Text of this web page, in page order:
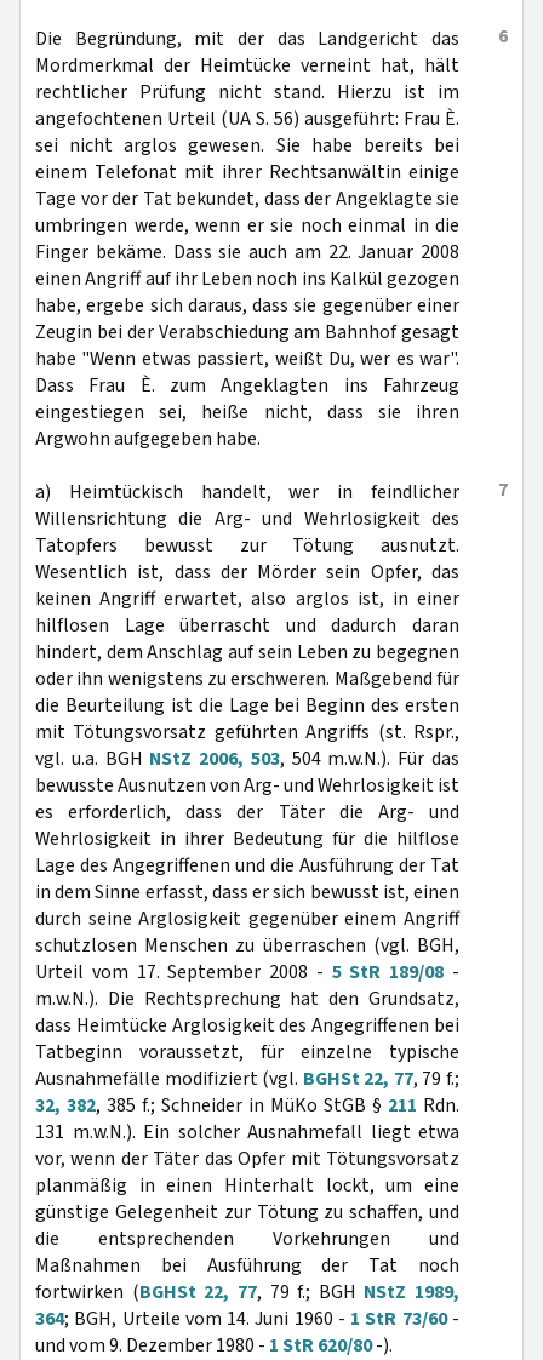
6
Die Begründung, mit der das Landgericht das
Mordmerkmal der Heimtücke verneint hat, hält
rechtlicher Prüfung nicht stand. Hierzu ist im
angefochtenen Urteil (UA S. 56) ausgeführt: Frau È.
sei nicht arglos gewesen. Sie habe bereits bei
einem Telefonat mit ihrer Rechtsanwältin einige
Tage vor der Tat bekundet, dass der Angeklagte sie
umbringen werde, wenn er sie noch einmal in die
Finger bekäme. Dass sie auch am 22. Januar 2008
einen Angriff auf ihr Leben noch ins Kalkül gezogen
habe, ergebe sich daraus, dass sie gegenüber einer
Zeugin bei der Verabschiedung am Bahnhof gesagt
habe "Wenn etwas passiert, weißt Du, wer es war".
Dass Frau È. zum Angeklagten ins Fahrzeug
eingestiegen sei, heiße nicht, dass sie ihren
Argwohn aufgegeben habe.
7
a) Heimtückisch handelt, wer in feindlicher
Willensrichtung die Arg- und Wehrlosigkeit des
Tatopfers bewusst zur Tötung ausnutzt.
Wesentlich ist, dass der Mörder sein Opfer, das
keinen Angriff erwartet, also arglos ist, in einer
hilflosen Lage überrascht und dadurch daran
hindert, dem Anschlag auf sein Leben zu begegnen
oder ihn wenigstens zu erschweren. Maßgebend für
die Beurteilung ist die Lage bei Beginn des ersten
mit Tötungsvorsatz geführten Angriffs (st. Rspr.,
vgl. u.a. BGH NStZ 2006, 503, 504 m.w.N.). Für das
bewusste Ausnutzen von Arg- und Wehrlosigkeit ist
es erforderlich, dass der Täter die Arg- und
Wehrlosigkeit in ihrer Bedeutung für die hilflose
Lage des Angegriffenen und die Ausführung der Tat
in dem Sinne erfasst, dass er sich bewusst ist, einen
durch seine Arglosigkeit gegenüber einem Angriff
schutzlosen Menschen zu überraschen (vgl. BGH,
Urteil vom 17. September 2008 - 5 StR 189/08 -
m.w.N.). Die Rechtsprechung hat den Grundsatz,
dass Heimtücke Arglosigkeit des Angegriffenen bei
Tatbeginn voraussetzt, für einzelne typische
Ausnahmefälle modifiziert (vgl. BGHSt 22, 77, 79 f.;
32, 382, 385 f.; Schneider in MüKo StGB § 211 Rdn.
131 m.w.N.). Ein solcher Ausnahmefall liegt etwa
vor, wenn der Täter das Opfer mit Tötungsvorsatz
planmäßig in einen Hinterhalt lockt, um eine
günstige Gelegenheit zur Tötung zu schaffen, und
die entsprechenden Vorkehrungen und
Maßnahmen bei Ausführung der Tat noch
fortwirken (BGHSt 22, 77, 79 f.; BGH NStZ 1989,
364; BGH, Urteile vom 14. Juni 1960 - 1 StR 73/60-
und vom 9. Dezember 1980 - 1 StR 620/80-).